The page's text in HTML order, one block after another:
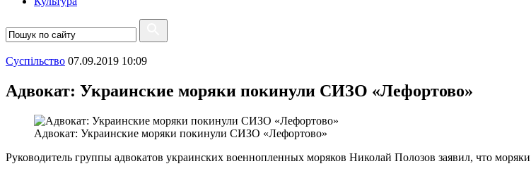
Суспiльство 07.09.2019 10:09
Адвокат: Украинские моряки покинули СИЗО «Лефортово»
Адвокат: Украинские моряки покинули СИЗО «Лефортово»
Руководитель группы адвокатов украинских военнопленных моряков Николай Полозов заявил, что